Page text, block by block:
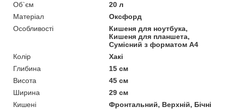
Об`єм
20 л
Матеріал
Оксфорд
Особливості
Кишеня для ноутбука,
Кишеня для планшета,
Сумісний з форматом А4
Колір
Хакі
Глибина
15 см
Висота
45 см
Ширина
29 см
Кишені
Фронтальний, Верхній, Бічні